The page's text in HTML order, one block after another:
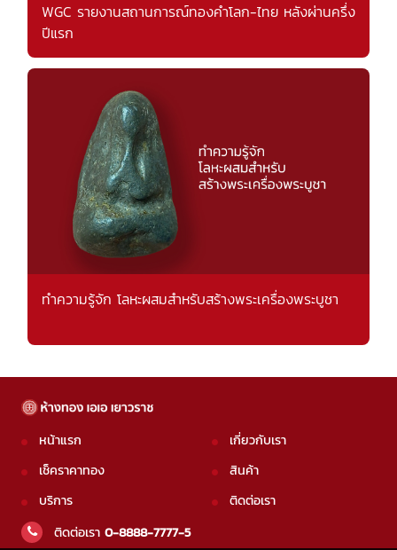
WGC รายงานสถานการณ์ทองคำโลก-ไทย หลังผ่านครึ่ง
ปีแรก
ทำความรู้จัก โลหะผสมสำหรับสร้างพระเครื่องพระบูชา
หน้าแรก
เช็คราคาทอง
บริการ
เกี่ยวกับเรา
สินค้า
ติดต่อเรา
ติดต่อเรา 0-8888-7777-5